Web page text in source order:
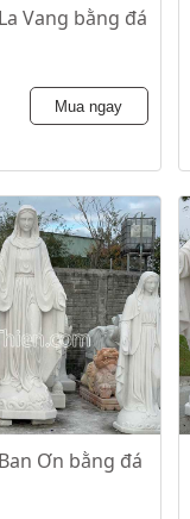
Vang bằng đá
Mua ngay
Ơn bằng đá